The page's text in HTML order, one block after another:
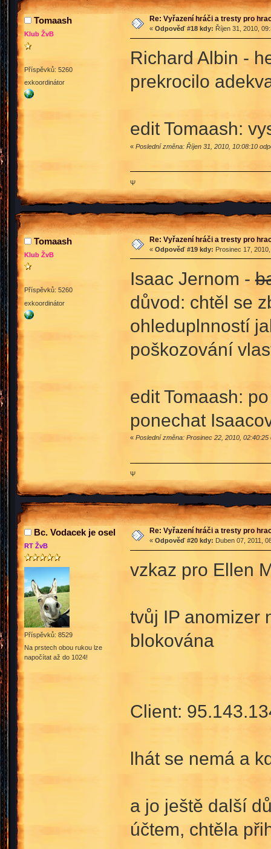
Tomaash
Klub ŽvB
Příspěvků: 5260
exkoordinátor
Re: Vyřazení hráči a tresty pro
« Odpověď #18 kdy: Říjen 31, 2010,
Richard Albin -
prekrocilo
edit Tomaash:
« Poslední změna: Říjen 31, 2010, 10:08:10
Ψ
Tomaash
Klub ŽvB
Příspěvků: 5260
exkoordinátor
Re: Vyřazení hráči a tresty pro
« Odpověď #19 kdy: Prosinec 17,
Isaac Jernom -
důvod: chtěl se
ohleduplnností
poškozování
edit Tomaash:
ponechat
« Poslední změna: Prosinec 22, 2010, 02:40:25
Ψ
Bc. Vodacek je osel
RT ŽvB
Příspěvků: 8529
Na prstech obou rukou lze
napočítat až do 1024!
Re: Vyřazení hráči a tresty pro
« Odpověď #20 kdy: Duben 07, 2011,
vzkaz pro Ellen
tvůj IP anomizer
blokována
Client:
lhát se nemá a
a jo ještě další
účtem, chtěla